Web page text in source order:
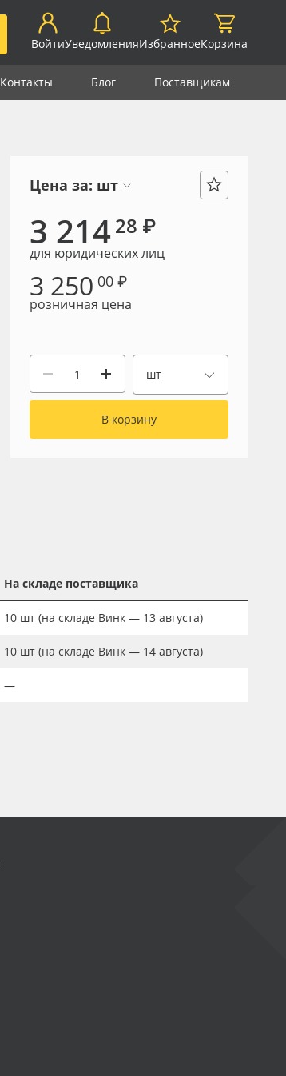
ВойтиУведомленияИзбранноеКорзина
Контакты Блог Поставщикам
Цена за: шт
3 21428 ₽
для юридических лиц
3 250 00 ₽
розничная цена
шт
В корзину
На складе поставщика
10 шт (на складе Винк — 13 августа)
10 шт (на складе Винк — 14 августа)
—